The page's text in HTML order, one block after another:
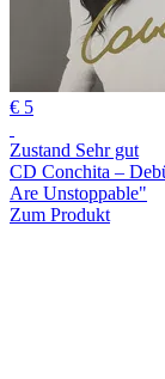
€ 5
Zustand Sehr gut
CD Conchita –
Are Unstoppable"
Zum Produkt